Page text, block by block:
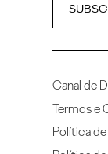
Canal de
Termos e
Política